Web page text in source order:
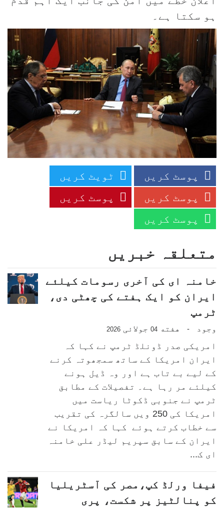
ہو سکتا ہے۔
پوسٹ کریں
ٹویٹ کریں
پوسٹ کریں
پوسٹ کریں
پوسٹ کریں
متعلقہ خبریں
خامنہ ای کی آخری رسومات کیلئے
ایران کو ایک ہفتے کی چھٹی دی،
ٹرمپ
وجود - هفته 04 جولائی 2026
امریکی صدر ڈونلڈ ٹرمپ نے کہا کہ
ایران امریکا کے ساتھ سمجھوتہ کرنے
کے لیے بے تاب ہے اور وہ ڈیل ہونے
کیلئے مر رہا ہے۔ تفصیلات کے مطابق
ٹرمپ نے جنوبی ڈکوٹا ریاست میں
امریکا کی 250 ویں سالگرہ کی تقریب
سے خطاب کرتے ہوئے کہا کہ امریکا نے
ایران کے سابق سپریم لیڈر علی خامنہ
ای ک...
فیفا ورلڈ کپ،مصر کی آسٹریلیا
کو پنالٹیز پر شکست، پری